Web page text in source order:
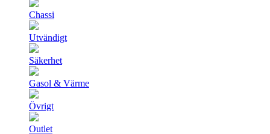
Chassi
Utvändigt
Säkerhet
Gasol & Värme
Övrigt
Outlet